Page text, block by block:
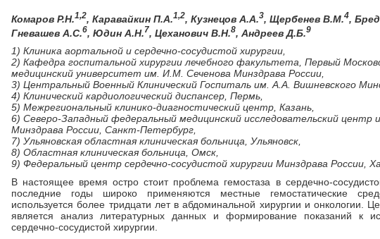
Комаров Р.Н.1,2, Каравайкин П.А.1,2, Кузнецов А.А.3, Щербенев В.М.4,
Гневашев А.С.6, Юдин А.Н.7, Цеханович В.Н.8, Андреев Д.Б.9
1) Клиника аортальной и сердечно-сосудистой хирургии,
2) Кафедра госпитальной хирургии лечебного факультета, Первый
медицинский университет им. И.М. Сеченова Минздрава России,
3) Центральный Военный Клинический Госпиталь им. А.А. Вишневского
4) Клинический кардиологический диспансер, Пермь,
5) Межрегиональный клинико-диагностический центр, Казань,
6) Северо-Западный федеральный медицинский исследовательский центр
Минздрава России, Санкт-Петербург,
7) Ульяновская областная клиническая больница, Ульяновск,
8) Областная клиническая больница, Омск,
9) Федеральный центр сердечно-сосудистой хирургии Минздрава России,
В настоящее время остро стоит проблема гемостаза в сердечно-
последние годы широко применяются местные гемостатические
используется более тридцати лет в абдоминальной хирургии и онкологии.
является анализ литературных данных и формирование показаний к
сердечно-сосудистой хирургии.